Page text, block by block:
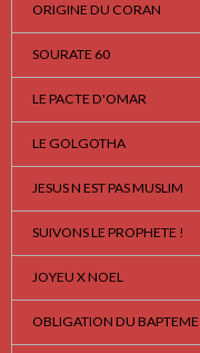
ORIGINE DU CORAN
SOURATE 60
LE PACTE D'OMAR
LE GOLGOTHA
JESUS N EST PAS MUSLIM
SUIVONS LE PROPHETE !
JOYEU X NOEL
OBLIGATION DU BAPTEME